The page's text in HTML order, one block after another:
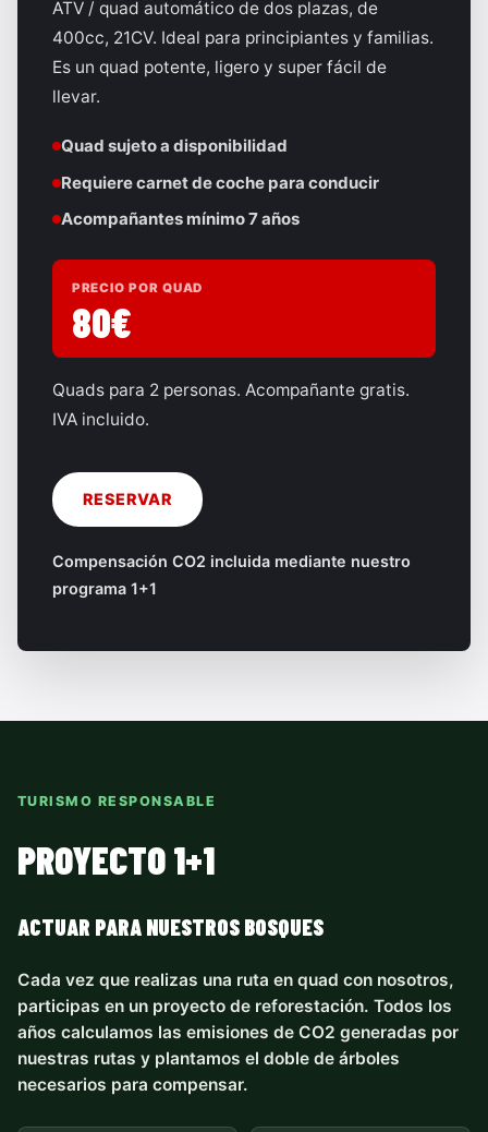
ATV / quad automático de dos plazas, de
400cc, 21CV. Ideal para principiantes y familias.
Es un quad potente, ligero y super fácil de
llevar.
Quad sujeto a disponibilidad
Requiere carnet de coche para conducir
Acompañantes mínimo 7 años
PRECIO POR QUAD
80€
Quads para 2 personas. Acompañante gratis.
IVA incluido.
RESERVAR
Compensación CO2 incluida mediante nuestro
programa 1+1
TURISMO RESPONSABLE
PROYECTO 1+1
ACTUAR PARA NUESTROS BOSQUES
Cada vez que realizas una ruta en quad con nosotros,
participas en un proyecto de reforestación. Todos los
años calculamos las emisiones de CO2 generadas por
nuestras rutas y plantamos el doble de árboles
necesarios para compensar.